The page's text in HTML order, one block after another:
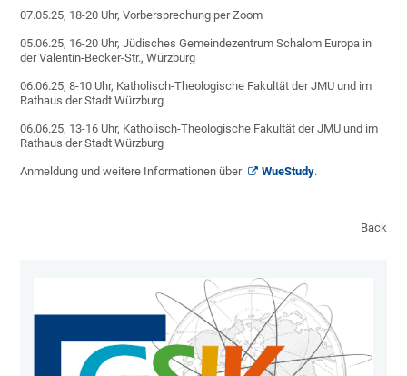
07.05.25, 18-20 Uhr, Vorbersprechung per Zoom
05.06.25, 16-20 Uhr, Jüdisches Gemeindezentrum Schalom Europa in
der Valentin-Becker-Str., Würzburg
06.06.25, 8-10 Uhr, Katholisch-Theologische Fakultät der JMU und im
Rathaus der Stadt Würzburg
06.06.25, 13-16 Uhr, Katholisch-Theologische Fakultät der JMU und im
Rathaus der Stadt Würzburg
Anmeldung und weitere Informationen über WueStudy.
Back